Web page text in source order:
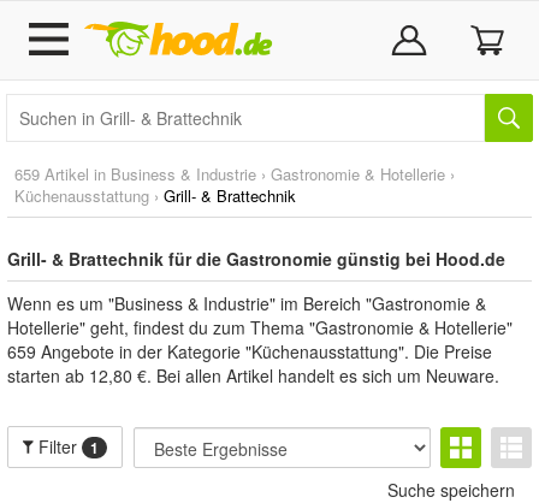
659 Artikel in Business & Industrie › Gastronomie & Hotellerie ›
Küchenausstattung › Grill- & Brattechnik
Grill- & Brattechnik für die Gastronomie günstig bei Hood.de
Wenn es um "Business & Industrie" im Bereich "Gastronomie &
Hotellerie" geht, findest du zum Thema "Gastronomie & Hotellerie"
659 Angebote in der Kategorie "Küchenausstattung". Die Preise
starten ab 12,80 €. Bei allen Artikel handelt es sich um Neuware.
Filter 1
Suche speichern